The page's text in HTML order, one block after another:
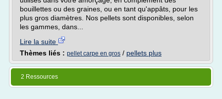
bouillettes ou des graines, ou en tant qu'appâts, pour les
plus gros diamètres. Nos pellets sont disponibles, selon
les gammes, dans...
Lire la suite
Thèmes liés : pellet carpe en gros / pellets plus
2 Ressources